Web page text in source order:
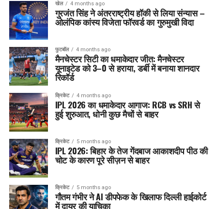
खेल 4 months ago
गुरजंत सिंह ने अंतरराष्ट्रीय हॉकी से लिया संन्यास –
ओलंपिक कांस्य विजेता फॉरवर्ड का गुरुमुखी विदा
फुटबॉल 4 months ago
मैनचेस्टर सिटी का धमाकेदार जीत: मैनचेस्टर
यूनाइटेड को 3–0 से हराया, डर्बी में बनाया शानदार
रिकॉर्ड
क्रिकेट 4 months ago
IPL 2026 का धमाकेदार आगाज: RCB vs SRH से
हुई शुरुआत, धोनी कुछ मैचों से बाहर
क्रिकेट 5 months ago
IPL 2026: बिहार के तेज गेंदबाज आकाशदीप पीठ की
चोट के कारण पूरे सीज़न से बाहर
क्रिकेट 5 months ago
गौतम गंभीर ने AI डीपफेक के खिलाफ दिल्ली हाईकोर्ट
में दायर की याचिका